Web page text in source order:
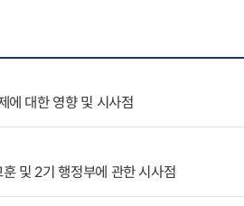
에 대한 영향 및 시사점
및 2기 행정부에 관한 시사점